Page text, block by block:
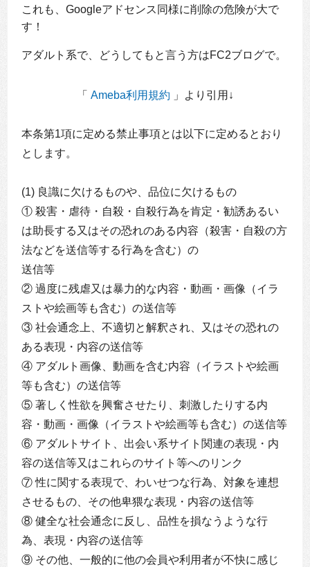
これも、Googleアドセンス同様に削除の危険が大で
す！
アダルト系で、どうしてもと言う方はFC2ブログで。
「 Ameba利用規約 」より引用↓
本条第1項に定める禁止事項とは以下に定めるとおり
とします。
(1) 良識に欠けるものや、品位に欠けるもの
① 殺害・虐待・自殺・自殺行為を肯定・勧誘あるい
は助長する又はその恐れのある内容（殺害・自殺の方
法などを送信等する行為を含む）の
送信等
② 過度に残虐又は暴力的な内容・動画・画像（イラ
ストや絵画等も含む）の送信等
③ 社会通念上、不適切と解釈され、又はその恐れの
ある表現・内容の送信等
④ アダルト画像、動画を含む内容（イラストや絵画
等も含む）の送信等
⑤ 著しく性欲を興奮させたり、刺激したりする内
容・動画・画像（イラストや絵画等も含む）の送信等
⑥ アダルトサイト、出会い系サイト関連の表現・内
容の送信等又はこれらのサイト等へのリンク
⑦ 性に関する表現で、わいせつな行為、対象を連想
させるもの、その他卑猥な表現・内容の送信等
⑧ 健全な社会通念に反し、品性を損なうような行
為、表現・内容の送信等
⑨ その他、一般的に他の会員や利用者が不快に感じ